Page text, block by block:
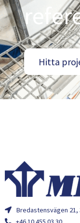
Hitta
Bredastensvägen 21,